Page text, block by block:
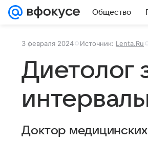
Общество
3 февраля 2024 Источник: Lenta.Ru
Диетолог
Доктор